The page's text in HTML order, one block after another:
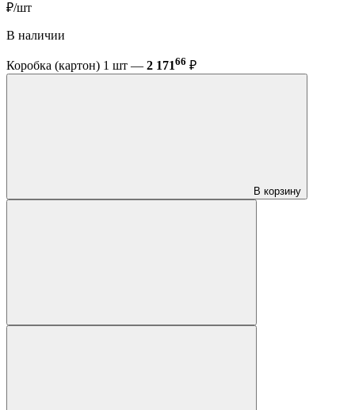
₽/шт
В наличии
Коробка (картон) 1 шт — 2 17166 ₽
В корзину